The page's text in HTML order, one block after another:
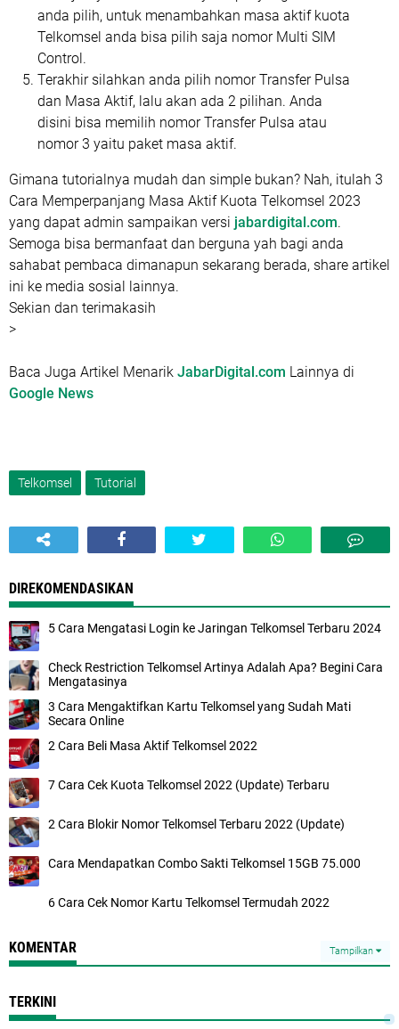
anda pilih, untuk menambahkan masa aktif kuota
Telkomsel anda bisa pilih saja nomor Multi SIM
Control.
Terakhir silahkan anda pilih nomor Transfer Pulsa
dan Masa Aktif, lalu akan ada 2 pilihan. Anda
disini bisa memilih nomor Transfer Pulsa atau
nomor 3 yaitu paket masa aktif.
Gimana tutorialnya mudah dan simple bukan? Nah, itulah 3
Cara Memperpanjang Masa Aktif Kuota Telkomsel 2023
yang dapat admin sampaikan versi jabardigital.com.
Semoga bisa bermanfaat dan berguna yah bagi anda
sahabat pembaca dimanapun sekarang berada, share artikel
ini ke media sosial lainnya.
Sekian dan terimakasih
>
Baca Juga Artikel Menarik JabarDigital.com Lainnya di
Google News
Telkomsel Tutorial
DIREKOMENDASIKAN
5 Cara Mengatasi Login ke Jaringan Telkomsel Terbaru 2024
Check Restriction Telkomsel Artinya Adalah Apa? Begini Cara
Mengatasinya
3 Cara Mengaktifkan Kartu Telkomsel yang Sudah Mati
Secara Online
2 Cara Beli Masa Aktif Telkomsel 2022
7 Cara Cek Kuota Telkomsel 2022 (Update) Terbaru
2 Cara Blokir Nomor Telkomsel Terbaru 2022 (Update)
Cara Mendapatkan Combo Sakti Telkomsel 15GB 75.000
6 Cara Cek Nomor Kartu Telkomsel Termudah 2022
KOMENTAR Tampilkan
TERKINI